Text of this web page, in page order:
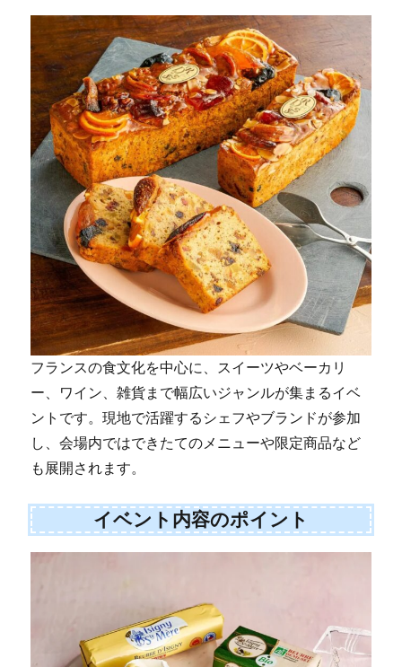
フランスの食文化を中心に、スイーツやベーカリ
ー、ワイン、雑貨まで幅広いジャンルが集まるイベ
ントです。現地で活躍するシェフやブランドが参加
し、会場内ではできたてのメニューや限定商品など
も展開されます。
イベント内容のポイント